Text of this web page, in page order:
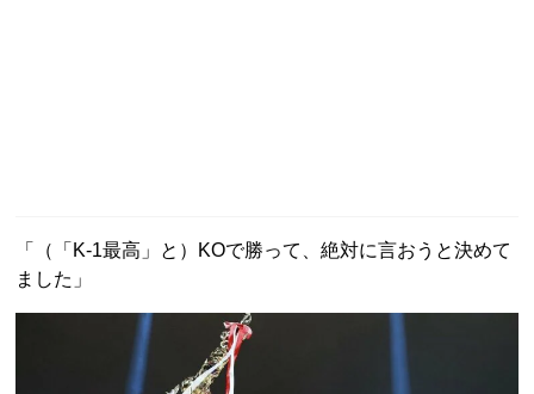
「（「K-1最高」と）KOで勝って、絶対に言おうと決めて
ました」